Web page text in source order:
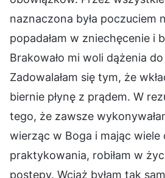
naznaczona była poczuciem
popadałam w zniechęcenie i
Brakowało mi woli dążenia
Zadowalałam się tym, że
biernie płynę z prądem. W
tego, że zawsze
wierząc w Boga i mając wiele
praktykowania, robiłam w
postępy. Wciąż byłam tak